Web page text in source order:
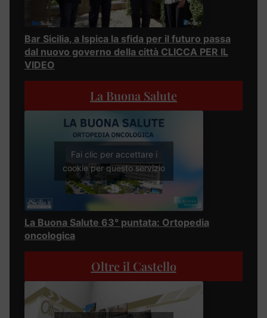
Bar Sicilia, a Ispica la sfida per il futuro passa
dal nuovo governo della città CLICCA PER IL
VIDEO
La Buona Salute
Fai clic per accettare i
cookie per questo servizio
La Buona Salute 63° puntata: Ortopedia
oncologica
Oltre il Castello